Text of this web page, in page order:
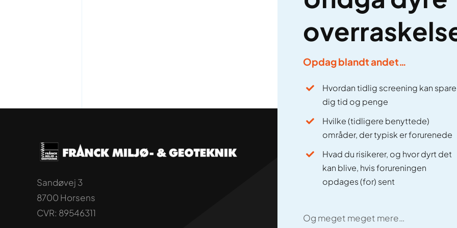
Sandøvej 3
8700 Horsens
CVR: 89546311
Undgå dyre
Download vores gratis guide
Opdag blandt andet…
Hvordan tidlig screening kan spare
dig tid og penge
Hvilke (tidligere benyttede)
områder, der typisk er forurenede
Hvad du risikerer, og hvor dyrt det
kan blive, hvis forureningen
opdages (for) sent
Og meget meget mere…